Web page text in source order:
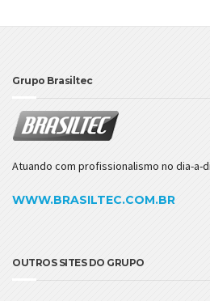
Grupo Brasiltec
Atuando com profissionalismo no dia-a-
WWW.BRASILTEC.COM.BR
OUTROS SITES DO GRUPO